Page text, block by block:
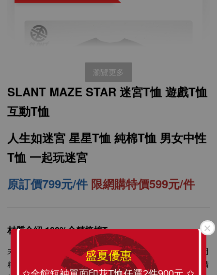
盛夏優惠
100%精梳環紡棉 亞洲版型 經典合身12色可選
瀏覽更多
SLANT MAZE STAR 迷宮T恤 遊戲T恤
互動T恤
人生如迷宮 星星T恤 純棉T恤 男女中性
T恤 一起玩迷宮
原訂價799元/件 限網購特價599元/件
材質介紹-100%全精梳棉T
未處理的棉纖維含有許多雜質，纖維也長短不一，所以可用
精梳機將雜質除掉，梳理棉纖維，以紡出較更均勻精細的精